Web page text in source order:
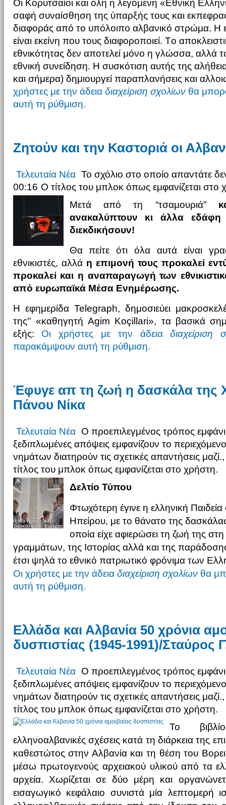
Oι Kορυτσαίοι και όλη η λεγόμενη «Eθνική
σαφή συναίσθηση της ύπαρξής τους και
διαφοράς από το υπόλοιπο αλβανικό στρώμα. H
είναι εκείνη που τους διαφοροποιεί. Tο
εθνικότητας δεν αποτελεί μόνο η γλώσσα, αλλά
εθνική συνείδηση. H συσκότιση αυτής της
και σήμερα) δημιουργεί παραπλανήσεις και
χρήστες με την άδεια διαχείριση σχολίωνθα
αυτή τη ρύθμιση.
Ζητούν και την Καστοριά οι
Τελευταία Νέα Το σχόλιο στο οποίο απαντάτε
00:16 Ο τίτλος του μπλοκ όπως εμφανίζεται στο
Μετά από τη “τσαμουριά”
ανακαλύπτουν κι άλλα
διεκδικήσουν!
Θα πείτε ότι όλα αυτά είναι
εθνικιστές, αλλά η επιμονή τους προκαλεί
προκαλεί και η αναπαραγωγή των
από ευρωπαϊκά Μέσα Ενημέρωσης.
Η εφημερίδα Telegraph, δημοσιεύει
της'' «καθηγητή Agim Koçillari», τα βασικά
εξής: Οι χρήστες με την άδειαδιαχείριση
παρακάμψουν αυτή τη ρύθμιση.
Έφυγε απ τη ζωή η δασκάλα της
Πάνου Νίκα
Τελευταία Νέα Ο προεπιλεγμένος τρόπος
ξεδιπλωμένες απόψεις εμφανίζουν το
νημάτων διατηρούν τις σχετικές απαντήσεις
τίτλος του μπλοκ όπως εμφανίζεται στο χρήστη.
Δελτίο Τύπου
Φτωχότερη έγινε η ελληνική
Ηπείρου, με το θάνατο της
οποία είχε αφιερώσει τη ζωή της
γραμμάτων, της Ιστορίας αλλά και της
έτσι ψηλά το εθνικό πατριωτικό φρόνιμα των
Οι χρήστες με την άδεια διαχείριση σχολίωνθα
αυτή τη ρύθμιση.
Ελλάδα και Αλβανία 50 χρόνια
δυσπιστίας (1945-1991)/Σταύρος
Τελευταία Νέα Ο προεπιλεγμένος τρόπος
ξεδιπλωμένες απόψεις εμφανίζουν το
νημάτων διατηρούν τις σχετικές απαντήσεις
τίτλος του μπλοκ όπως εμφανίζεται στο χρήστη.
Το
ελληνοαλβανικές σχέσεις κατά τη διάρκεια της
καθεστώτος στην Αλβανία και τη θέση του
μέσω πρωτογενούς αρχειακού υλικού από τα
αρχεία. Χωρίζεται σε δύο μέρη και
εισαγωγικό κεφάλαιο συνιστά μία λεπτομερή